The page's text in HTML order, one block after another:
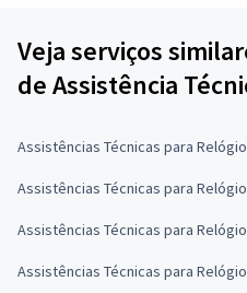
Veja serviços
de Assistência
Assistências Técnicas para
Assistências Técnicas para
Assistências Técnicas para
Assistências Técnicas para